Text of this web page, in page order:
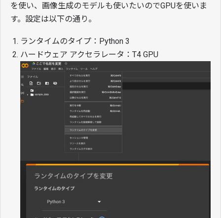
を使い、画像生成のモデルも使いたいのでGPUを使いま
す。設定は以下の通り。
ランタイムのタイプ：Python 3
ハードウェア アクセラレータ：T4 GPU